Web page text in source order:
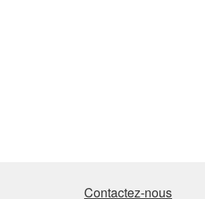
Contactez-nous